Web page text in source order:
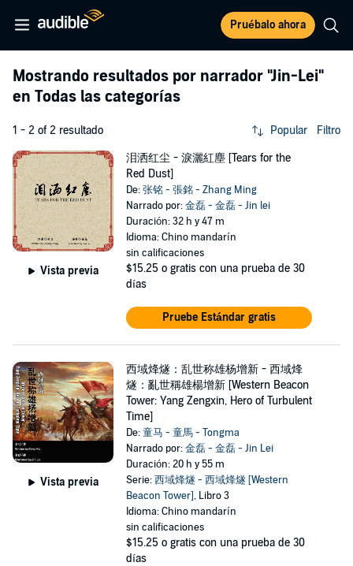
Pruébalo ahora
Mostrando resultados por narrador "Jin-Lei"
en Todas las categorías
1 - 2 of 2 resultado Popular Filtro
Vista previa
泪洒红尘 - 淚灑紅塵 [Tears for the
Red Dust]
De:张铭 - 張銘 - Zhang Ming
Narrado por:金磊 - 金磊 - Jin lei
Duración: 32 h y 47 m
Idioma: Chino mandarín
sin calificaciones
$15.25 o gratis con una prueba de 30
días
Pruebe Estándar gratis
Vista previa
西域烽燧：乱世称雄杨增新 - 西域烽
燧：亂世稱雄楊增新 [Western Beacon
Tower: Yang Zengxin, Hero of Turbulent
Time]
De:童马 - 童馬 - Tongma
Narrado por:金磊 - 金磊 - Jin Lei
Duración: 20 h y 55 m
Serie:西域烽燧 - 西域烽燧 [Western
Beacon Tower], Libro 3
Idioma: Chino mandarín
sin calificaciones
$15.25 o gratis con una prueba de 30
días